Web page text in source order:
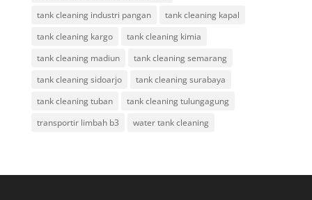
tank cleaning industri pangan
tank cleaning kapal
tank cleaning kargo
tank cleaning kimia
tank cleaning madiun
tank cleaning semarang
tank cleaning sidoarjo
tank cleaning surabaya
tank cleaning tuban
tank cleaning tulungagung
transportir limbah b3
water tank cleaning